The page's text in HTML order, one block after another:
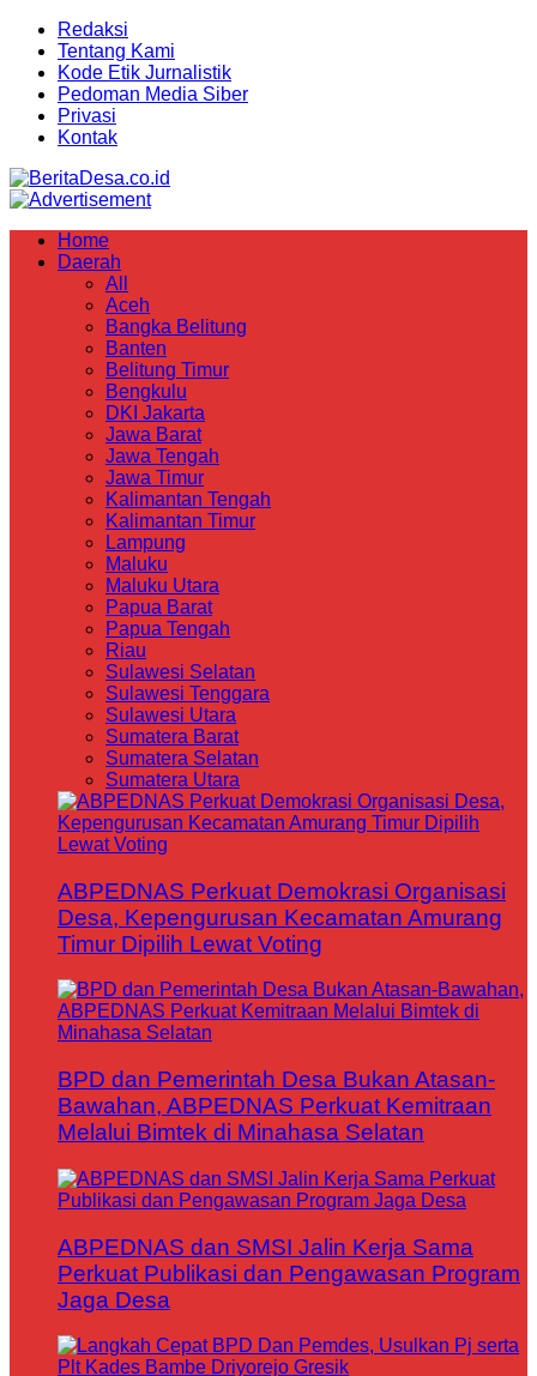
Redaksi
Tentang Kami
Kode Etik Jurnalistik
Pedoman Media Siber
Privasi
Kontak
Home
Daerah
All
Aceh
Bangka Belitung
Banten
Belitung Timur
Bengkulu
DKI Jakarta
Jawa Barat
Jawa Tengah
Jawa Timur
Kalimantan Tengah
Kalimantan Timur
Lampung
Maluku
Maluku Utara
Papua Barat
Papua Tengah
Riau
Sulawesi Selatan
Sulawesi Tenggara
Sulawesi Utara
Sumatera Barat
Sumatera Selatan
Sumatera Utara
ABPEDNAS Perkuat Demokrasi Organisasi
Desa, Kepengurusan Kecamatan Amurang
Timur Dipilih Lewat Voting
BPD dan Pemerintah Desa Bukan Atasan-
Bawahan, ABPEDNAS Perkuat Kemitraan
Melalui Bimtek di Minahasa Selatan
ABPEDNAS dan SMSI Jalin Kerja Sama
Perkuat Publikasi dan Pengawasan Program
Jaga Desa